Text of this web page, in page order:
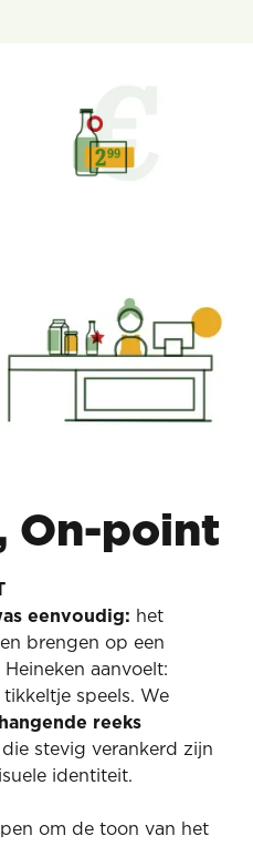
On-point
eenvoudig: het
brengen op een
aanvoelt:
speels. We
reeks
die stevig verankerd zijn
identiteit.
om de toon van het